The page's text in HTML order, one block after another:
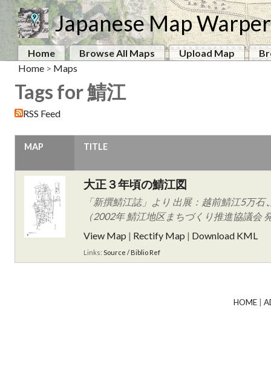
Japanese Map Warper
Home Browse All Maps Upload Map
Home > Maps
Tags for 鯖江
RSS Feed
MAP TITLE
大正３年頃の鯖江図
「新撰鯖江誌」より 出展：越前鯖江5万石
（2002年 鯖江地区まちづくり推進協議会
View Map | Rectify Map | Download KML
Links: Source / Biblio Ref
HOME|